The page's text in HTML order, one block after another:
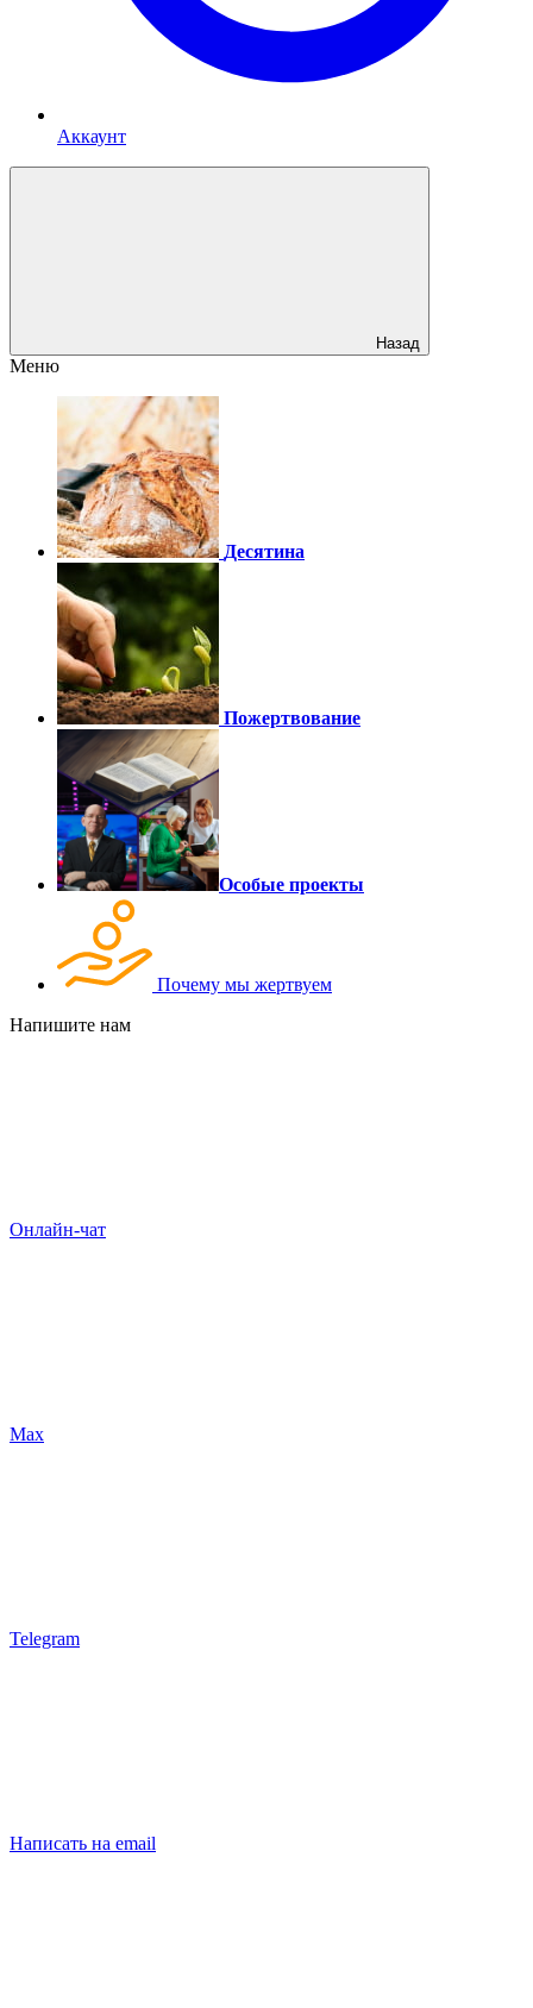
Аккаунт
Назад
Меню
Десятина
Пожертвование
Особые проекты
Почему мы жертвуем
Напишите нам
Онлайн-чат
Max
Telegram
Написать на email